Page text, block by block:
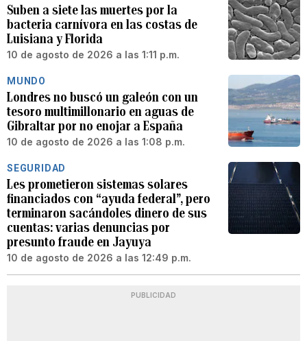
Suben a siete las muertes por la
bacteria carnívora en las costas de
Luisiana y Florida
10 de agosto de 2026 a las 1:11 p.m.
MUNDO
Londres no buscó un galeón con un
tesoro multimillonario en aguas de
Gibraltar por no enojar a España
10 de agosto de 2026 a las 1:08 p.m.
SEGURIDAD
Les prometieron sistemas solares
financiados con “ayuda federal”, pero
terminaron sacándoles dinero de sus
cuentas: varias denuncias por
presunto fraude en Jayuya
10 de agosto de 2026 a las 12:49 p.m.
PUBLICIDAD